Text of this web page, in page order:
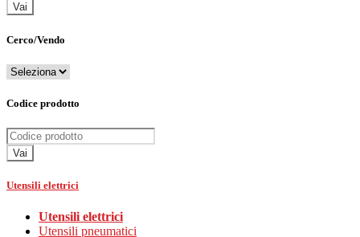
Vai
Cerco/Vendo
Codice prodotto
Vai
Utensili elettrici
Utensili elettrici
Utensili pneumatici